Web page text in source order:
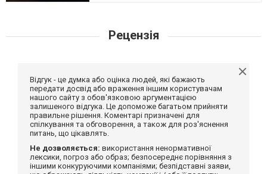
Рецензія
Відгук - це думка або оцінка людей, які бажають
передати досвід або враження іншим користувачам
нашого сайту з обов'язковою аргументацією
залишеного відгука. Це допоможе багатьом прийняти
правильне рішення. Коментарі призначені для
спілкування та обговорення, а також для роз'яснення
питань, що цікавлять.
Не дозволяється: використання ненормативної
лексики, погроз або образ; безпосереднє порівняння з
іншими конкуруючими компаніями; безпідставні заяви,